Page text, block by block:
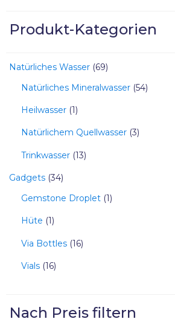
Produkt-Kategorien
Natürliches Wasser 69
Natürliches Mineralwasser 54
Heilwasser 1
Natürlichem Quellwasser 3
Trinkwasser 13
Gadgets 34
Gemstone Droplet 1
Hüte 1
Via Bottles 16
Vials 16
Nach Preis filtern